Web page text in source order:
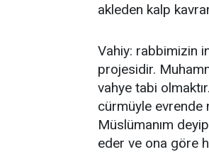
akleden kalp
Vahiy: rabbimizin
projesidir.
vahye tabi
cürmüyle evrende
Müslümanım
eder ve ona göre